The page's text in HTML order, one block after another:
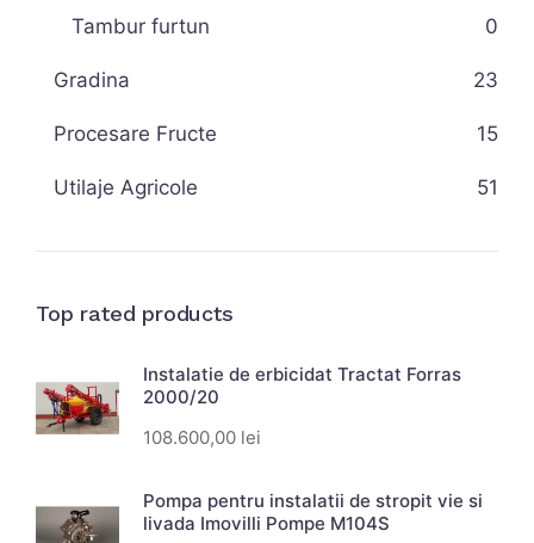
Tambur furtun 0
Gradina 23
Procesare Fructe 15
Utilaje Agricole 51
Top rated products
Instalatie de erbicidat Tractat Forras
2000/20
108.600,00 lei
Pompa pentru instalatii de stropit vie si
livada Imovilli Pompe M104S